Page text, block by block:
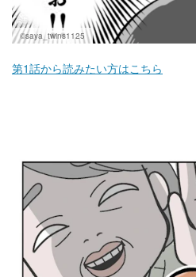
©saya_twins1125
第1話から読みたい方はこちら